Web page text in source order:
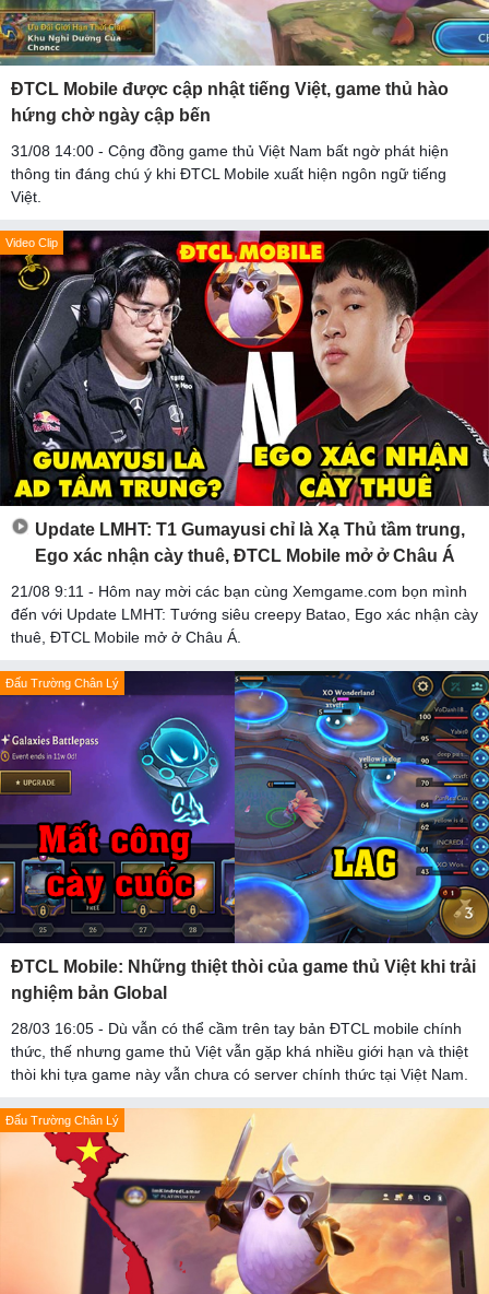
ĐTCL Mobile được cập nhật tiếng Việt, game thủ hào
hứng chờ ngày cập bến
31/08 14:00 - Cộng đồng game thủ Việt Nam bất ngờ phát hiện
thông tin đáng chú ý khi ĐTCL Mobile xuất hiện ngôn ngữ tiếng
Việt.
Video Clip
Update LMHT: T1 Gumayusi chỉ là Xạ Thủ tầm trung,
Ego xác nhận cày thuê, ĐTCL Mobile mở ở Châu Á
21/08 9:11 - Hôm nay mời các bạn cùng Xemgame.com bọn mình
đến với Update LMHT: Tướng siêu creepy Batao, Ego xác nhận cày
thuê, ĐTCL Mobile mở ở Châu Á.
Đấu Trường Chân Lý
ĐTCL Mobile: Những thiệt thòi của game thủ Việt khi trải
nghiệm bản Global
28/03 16:05 - Dù vẫn có thể cầm trên tay bản ĐTCL mobile chính
thức, thế nhưng game thủ Việt vẫn gặp khá nhiều giới hạn và thiệt
thòi khi tựa game này vẫn chưa có server chính thức tại Việt Nam.
Đấu Trường Chân Lý